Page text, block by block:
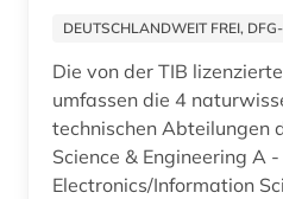
DEUTSCHLANDWEIT FREI,
Die von der TIB
umfassen die 4
technischen Abteilungen
Science & Engineering A -
Electronics/Information Science I.